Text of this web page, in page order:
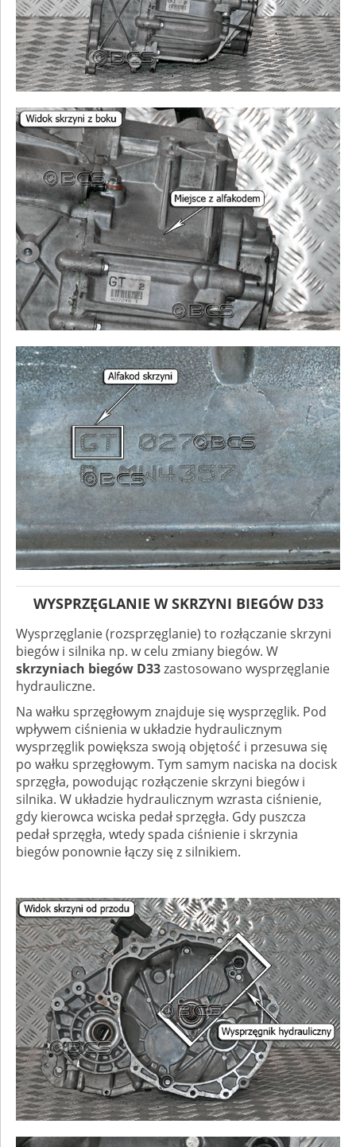
WYSPRZĘGLANIE W SKRZYNI BIEGÓW D33
Wysprzęglanie (rozsprzęglanie) to rozłączanie skrzyni
biegów i silnika np. w celu zmiany biegów. W
skrzyniach biegów D33zastosowano wysprzęglanie
hydrauliczne.
Na wałku sprzęgłowym znajduje się wysprzęglik. Pod
wpływem ciśnienia w układzie hydraulicznym
wysprzęglik powiększa swoją objętość i przesuwa się
po wałku sprzęgłowym. Tym samym naciska na docisk
sprzęgła, powodując rozłączenie skrzyni biegów i
silnika. W układzie hydraulicznym wzrasta ciśnienie,
gdy kierowca wciska pedał sprzęgła. Gdy puszcza
pedał sprzęgła, wtedy spada ciśnienie i skrzynia
biegów ponownie łączy się z silnikiem.